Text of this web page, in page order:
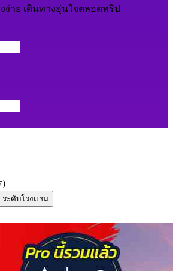
ง่าย เดินทางอุ่นใจตลอดทริป
)
ระดับโรงแรม